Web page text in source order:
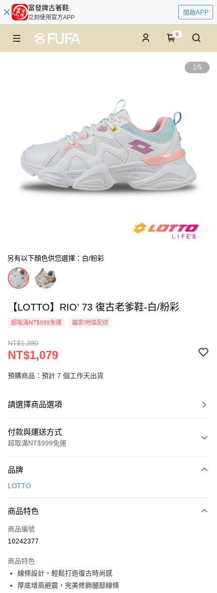
富發牌古著鞋
立刻使用官方APP
開啟APP
0
1/5
另有以下顏色供您選擇：白/粉彩
【LOTTO】RIO’ 73 復古老爹鞋-白/粉彩
超取滿NT$999免運 國家/地區配送
NT$1,390
NT$1,079
預購商品：預計 7 個工作天出貨
請選擇商品選項
付款與運送方式
超取滿NT$999免運
信用卡一次付款
LINE Pay
Apple Pay
悠遊付
Google Pay
品牌
LOTTO
商品特色
商品編號
10242377
商品特色
線條設計，輕鬆打造復古時尚感
厚底增高避震，完美修飾腿部線條